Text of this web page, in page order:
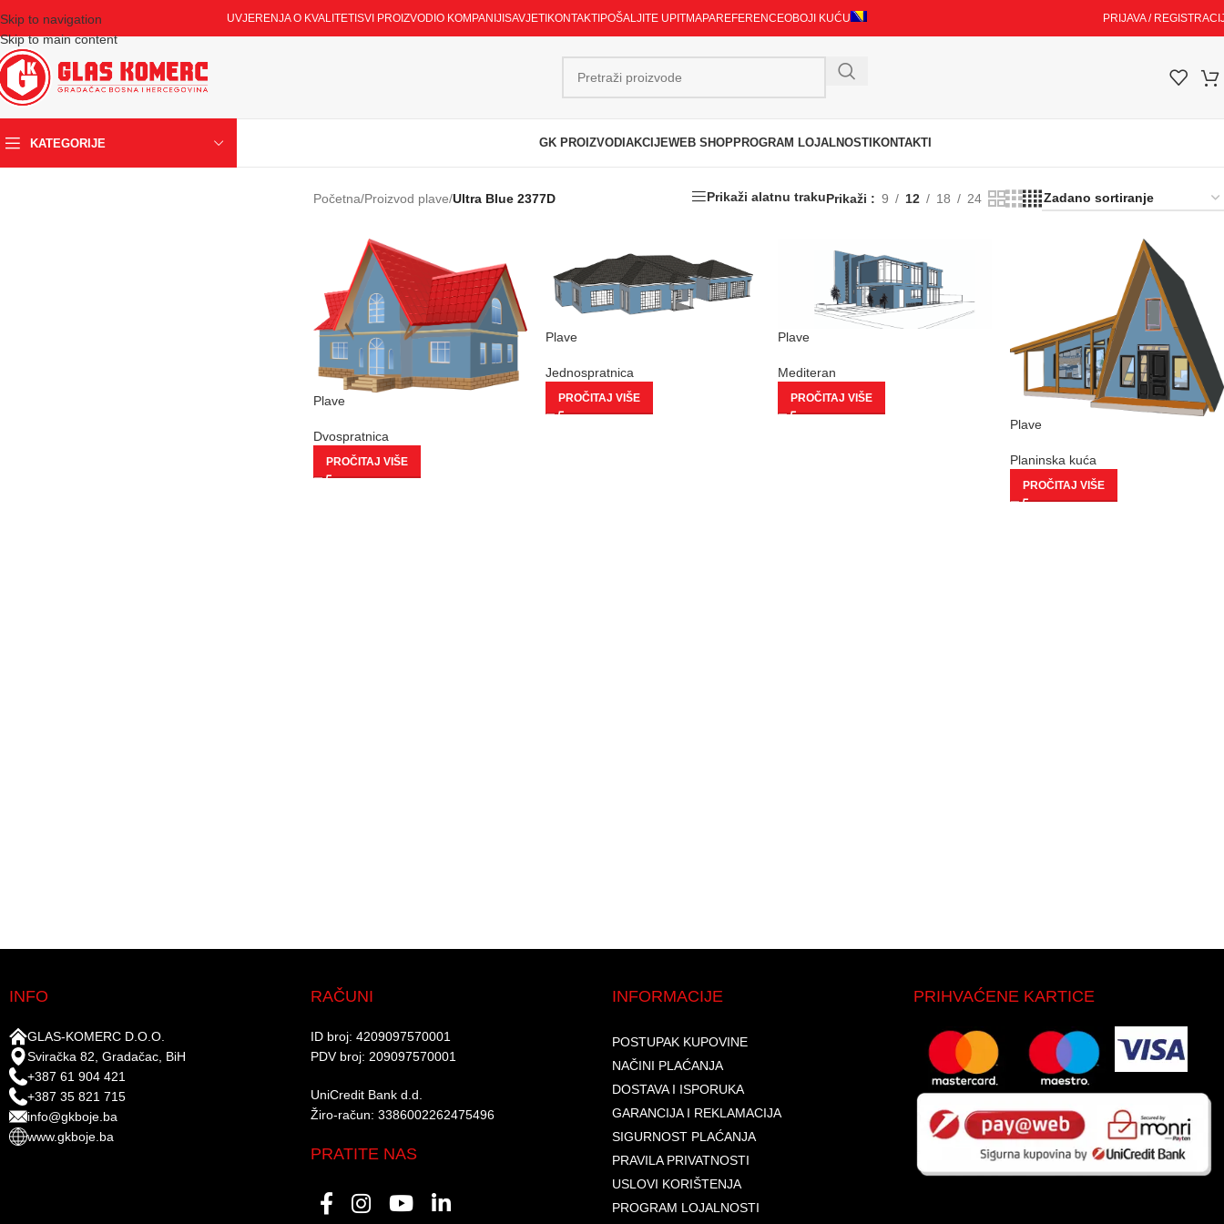
Skip to navigation
Skip to main content
UVJERENJA O KVALITETI SVI PROIZVODI O KOMPANIJI SAVJETI KONTAKTI POŠALJITE UPITMAPAREFERENCEOBOJI KUĆU PRIJAVA /
KATEGORIJE GK PROIZVODI AKCIJEWEB SHOPPROGRAM LOJALNOSTI KONTAKTI
Početna/Proizvod plave/Ultra Blue 2377D Prikaži alatnu trakuPrikaži 9 12 18 24
Plave
Dvospratnica
PROČITAJ VIŠE
Plave
Jednospratnica
PROČITAJ VIŠE
Plave
Mediteran
PROČITAJ VIŠE
Plave
Planinska kuća
PROČITAJ VIŠE
INFO
GLAS-KOMERC D.O.O.
Sviračka 82, Gradačac, BiH
+387 61 904 421
+387 35 821 715
info@gkboje.ba
www.gkboje.ba
RAČUNI
ID broj: 4209097570001​
PDV broj: 209097570001 ​
UniCredit Bank d.d.​
Žiro-račun: 3386002262475496​​
PRATITE NAS
INFORMACIJE
POSTUPAK KUPOVINE
NAČINI PLAĆANJA
DOSTAVA I ISPORUKA
GARANCIJA I REKLAMACIJA
SIGURNOST PLAĆANJA
PRAVILA PRIVATNOSTI
USLOVI KORIŠTENJA
PROGRAM LOJALNOSTI
PRIHVAĆENE KARTICE